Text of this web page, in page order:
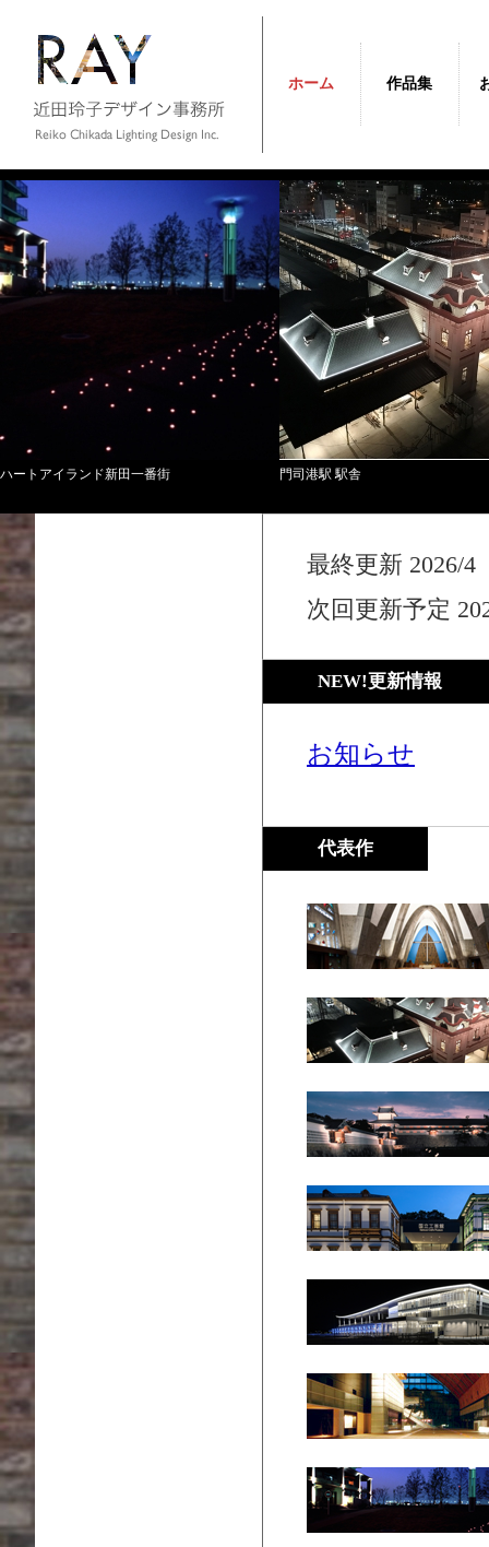
ホーム 作品集
ハートアイランド新田一番街 門司港駅 駅舎
最終更新 2026/4
次回更新予定
NEW!更新情報
お知らせ
代表作